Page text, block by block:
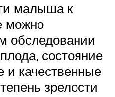
малыша к
можно
обследовании
состояние
и качественные
зрелости